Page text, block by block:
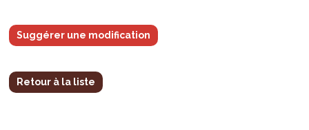
Suggérer une modification
Retour à la liste